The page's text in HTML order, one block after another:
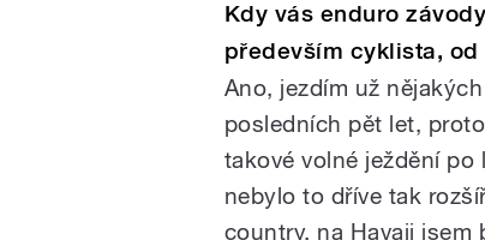
Kdy vás enduro
především cyklista,
Ano, jezdím už
posledních pět let,
takové volné ježdění po
nebylo to dříve tak
country, na Havaji jsem